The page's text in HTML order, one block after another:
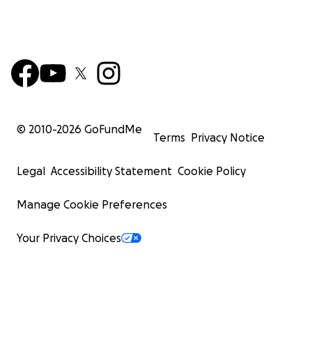
© 2010-2026 GoFundMe
Terms Privacy Notice
Legal Accessibility Statement Cookie Policy
Manage Cookie Preferences
Your Privacy Choices